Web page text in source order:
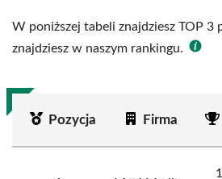
W poniższej tabeli znajdziesz TOP 3
znajdziesz w naszym rankingu.
Pozycja Firma